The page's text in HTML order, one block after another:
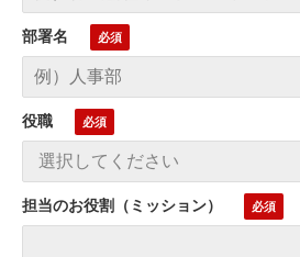
部署名
役職
担当のお役割（ミッション）